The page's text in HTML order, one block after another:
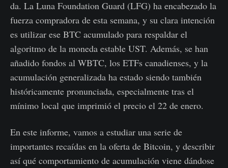
da. La Luna Foundation Guard (LFG) ha encabezado la
fuerza compradora de esta semana, y su clara intención
es utilizar ese BTC acumulado para respaldar el
algoritmo de la moneda estable UST. Además, se han
añadido fondos al WBTC, los ETFs canadienses, y la
acumulación generalizada ha estado siendo también
históricamente pronunciada, especialmente tras el
mínimo local que imprimió el precio el 22 de enero.
En este informe, vamos a estudiar una serie de
importantes recaídas en la oferta de Bitcoin, y describir
así qué comportamiento de acumulación viene dándose